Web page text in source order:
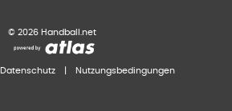
© 2026 Handball.net
Datenschutz Nutzungsbedingungen